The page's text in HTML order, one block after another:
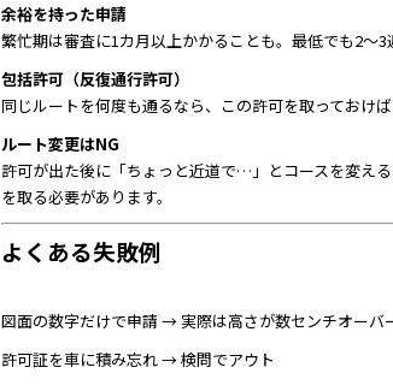
余裕を持った申請
繁忙期は審査に1カ月以上かかることも。最低でも2〜3
包括許可（反復通行許可）
同じルートを何度も通るなら、この許可を取っておけば
ルート変更はNG
許可が出た後に「ちょっと近道で…」とコースを変え
を取る必要があります。
よくある失敗例
図面の数字だけで申請 → 実際は高さが数センチオーバ
許可証を車に積み忘れ → 検問でアウト